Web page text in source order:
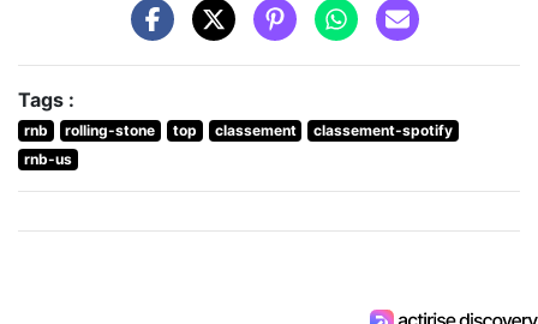
Tags :
rnb rolling-stone top classement
classement-spotify
rnb-us